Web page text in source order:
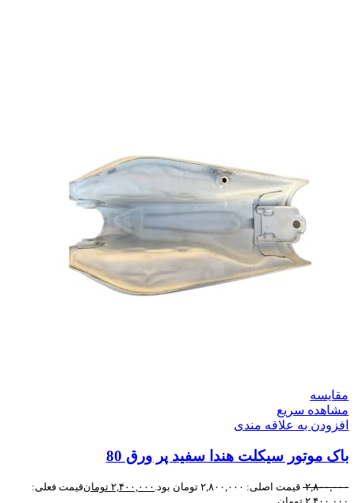
مقایسه
مشاهده سریع
افزودن به علاقه مندی
باک موتور سیکلت هندا سفید پر ورق 80
۲,۸۰۰,۰۰۰ قیمت اصلی: ۲,۸۰۰,۰۰۰ تومان بود. ۲,۴۰۰,۰۰۰ تومانقیمت فعلی: